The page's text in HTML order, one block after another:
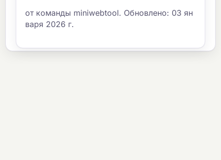
от команды miniwebtool. Обновлено: 03 ян
варя 2026 г.